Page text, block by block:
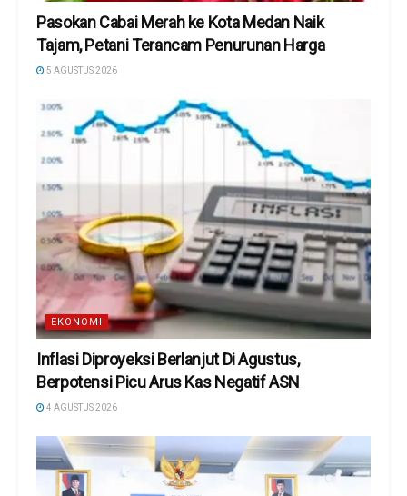
Pasokan Cabai Merah ke Kota Medan Naik
Tajam, Petani Terancam Penurunan Harga
5 AGUSTUS 2026
EKONOMI
Inflasi Diproyeksi Berlanjut Di Agustus,
Berpotensi Picu Arus Kas Negatif ASN
4 AGUSTUS 2026